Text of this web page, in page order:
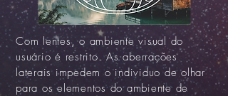
Com lentes, o ambiente visual do
usuário é restrito. As aberrações
laterais impedem o individuo de olhar
para os elementos do ambiente de